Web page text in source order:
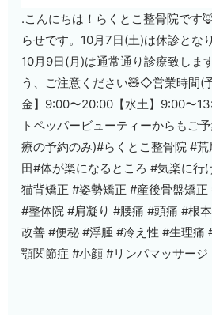
.こんにちは！らくとこ整骨院です
らせです。10月7日(土)は休診とな
10月9日(月)は通常通り診療致しま
う、ご注意ください🧸◇営業時間(
金】9:00〜20:00【水土】9:00〜
トペッパービューティーからもご
療の予約のみ)#らくとこ整骨院 #
田#体が楽になるところ #気楽に行
猫背矯正 #姿勢矯正 #産後骨盤矯
#整体院 #肩凝り #腰痛 #頭痛 #根
改善 #便秘 #浮腫 #冷え性 #生理痛
顎関節症 #小顔 #リンパマッサージ